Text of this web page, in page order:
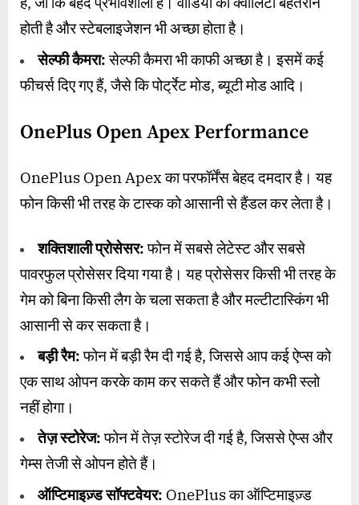
होती है और स्टेबलाइजेशन भी अच्छा होता है।
सेल्फी कैमरा:सेल्फी कैमरा भी काफी अच्छा है। इसमें कई
फीचर्स दिए गए हैं, जैसे कि पोर्ट्रेट मोड, ब्यूटी मोड आदि।
OnePlus Open Apex Performance
OnePlus Open Apex का परफॉर्मेंस बेहद दमदार है। यह
फोन किसी भी तरह के टास्क को आसानी से हैंडल कर लेता है।
शक्तिशाली प्रोसेसर:फोन में सबसे लेटेस्ट और सबसे
पावरफुल प्रोसेसर दिया गया है। यह प्रोसेसर किसी भी तरह के
गेम को बिना किसी लैग के चला सकता है और मल्टीटास्किंग भी
आसानी से कर सकता है।
बड़ी रैम:फोन में बड़ी रैम दी गई है, जिससे आप कई ऐप्स को
एक साथ ओपन करके काम कर सकते हैं और फोन कभी स्लो
नहीं होगा।
तेज़ स्टोरेज:फोन में तेज़ स्टोरेज दी गई है, जिससे ऐप्स और
गेम्स तेजी से ओपन होते हैं।
ऑप्टिमाइज़्ड सॉफ्टवेयर: OnePlus का ऑप्टिमाइज़्ड